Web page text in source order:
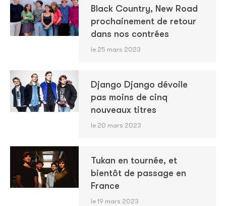
Black Country, New Road
prochainement de retour
dans nos contrées
le 25 mars 2023
Django Django dévoile
pas moins de cinq
nouveaux titres
le 20 mars 2023
Tukan en tournée, et
bientôt de passage en
France
le 19 mars 2023